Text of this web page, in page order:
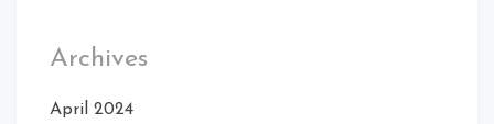
Archives
April 2024